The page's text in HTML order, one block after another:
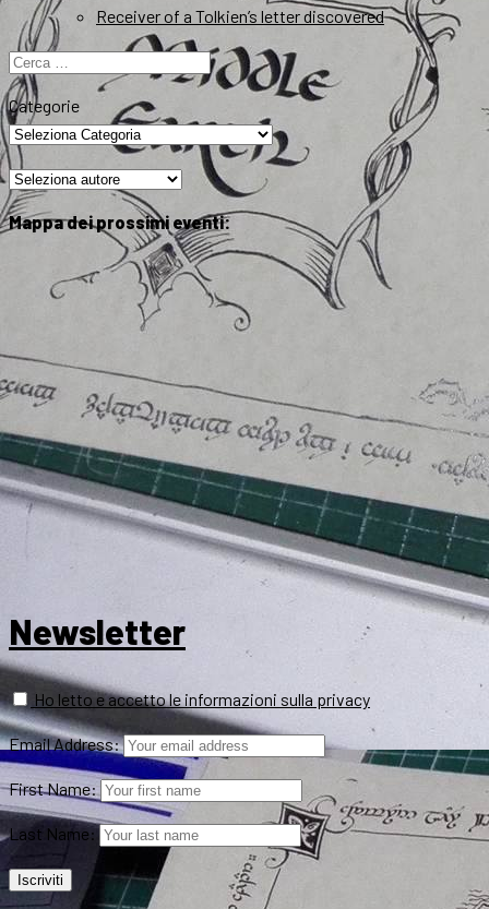
Receiver of a Tolkien’s letter discovered
Ricerca
per:
Categorie
Mappa dei prossimi eventi:
Newsletter
Ho letto e accetto le informazioni sulla privacy
Email Address:
First Name:
Last Name: